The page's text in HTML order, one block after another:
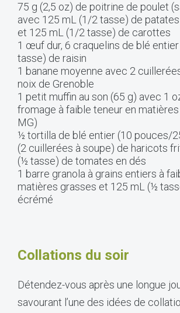
75 g (2,5 oz) de poitrine de poulet
avec 125 mL (1/2 tasse) de
et 125 mL (1/2 tasse) de carottes
1 œuf dur, 6 craquelins de blé
tasse) de raisin
1 banane moyenne avec 2
noix de Grenoble
1 petit muffin au son (65 g) avec 1
fromage à faible teneur en
MG)
½ tortilla de blé entier (10 pouces/
(2 cuillerées à soupe) de haricots
(½ tasse) de tomates en dés
1 barre granola à grains entiers à
matières grasses et 125 mL (½
écrémé
Collations du soir
Détendez-vous après une longue
savourant l’une des idées de